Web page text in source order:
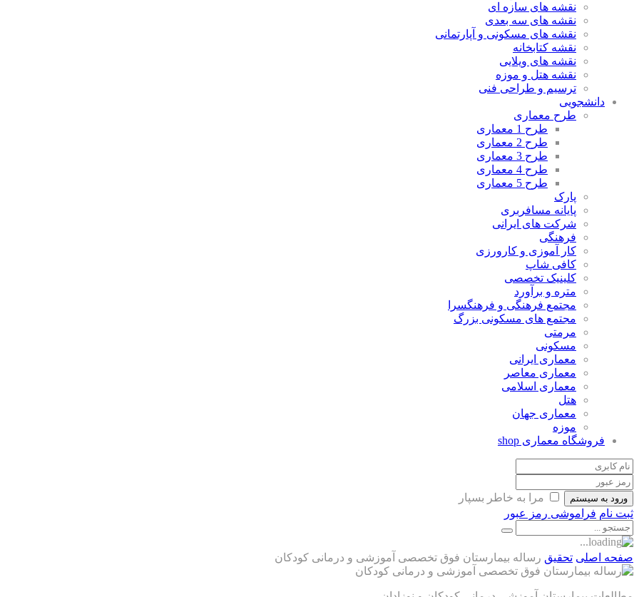
نقشه های سازه ای
نقشه های سه بعدی
نقشه های مسکونی و آپارتمانی
نقشه کتابخانه
نقشه های ویلایی
نقشه هتل و موزه
ترسیم و طراحی فنی
دانشجویی
طرح معماری
طرح 1 معماری
طرح 2 معماری
طرح 3 معماری
طرح 4 معماری
طرح 5 معماری
پارک
پایانه مسافربری
شرکت های ایرانی
فرهنگی
کار آموزی و کارورزی
کافی شاپ
کلینیک تخصصی
متره و برآورد
مجتمع فرهنگی و فرهنگسرا
مجتمع های مسکونی بزرگ
مرمتی
مسکونی
معماری ایرانی
معماری معاصر
معماری اسلامی
هتل
معماری جهان
موزه
فروشگاه معماری shop
ورود به سیستم
مرا به خاطر بسپار
ثبت نام فراموشی رمز عبور
صفحه اصلی تحقیق رساله بیمارستان فوق تخصصی آموزشی و درمانی کودکان